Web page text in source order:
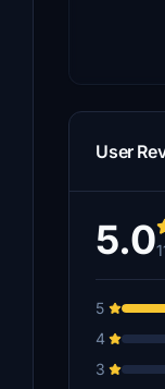
User
5.0
5
4
3